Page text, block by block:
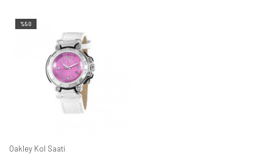
%50
Oakley Kol Saati